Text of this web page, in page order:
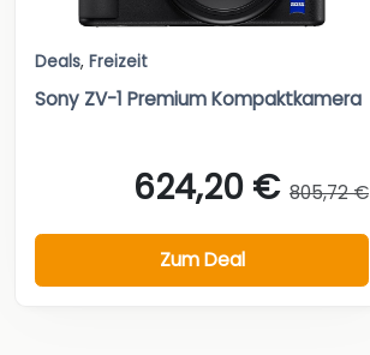
Deals, Freizeit
Sony ZV-1 Premium Kompaktkamera
624,20 € 805,72 €
Zum Deal